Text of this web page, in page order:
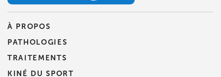
PRENEZ RDV SUR
À PROPOS
PATHOLOGIES
TRAITEMENTS
KINÉ DU SPORT